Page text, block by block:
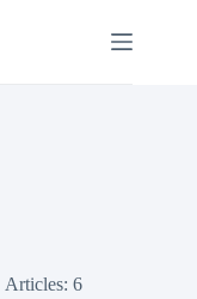
Articles: 6